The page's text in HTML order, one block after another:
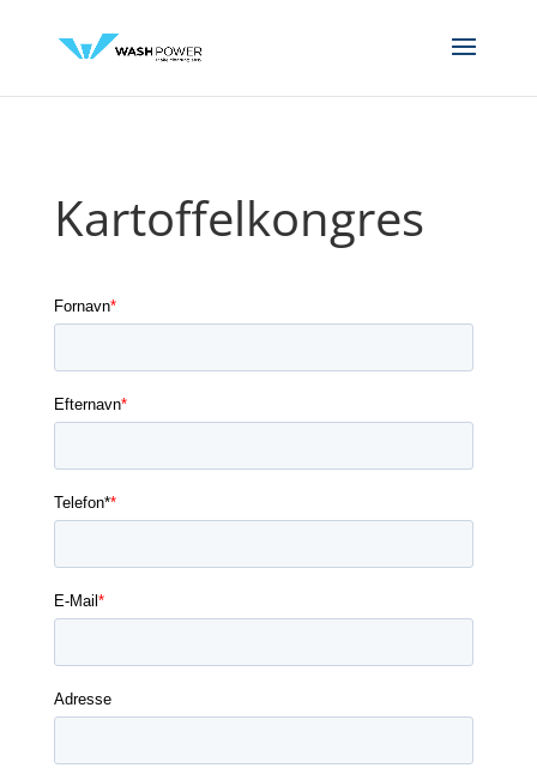
Kartoffelkongres